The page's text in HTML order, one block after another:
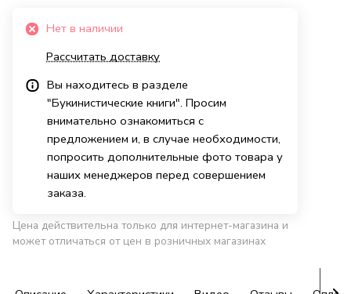
Нет в наличии
Рассчитать доставку
Вы находитесь в разделе
"Букинистические книги". Просим
внимательно ознакомиться с
предложением и, в случае необходимости,
попросить дополнительные фото товара у
наших менеджеров перед совершением
заказа.
Цена действительна только для интернет-магазина и
может отличаться от цен в розничных магазинах